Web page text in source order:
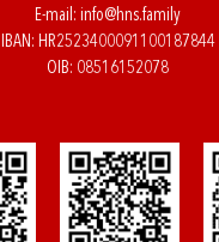
E-mail: info@hns.family
IBAN: HR2523400091100187844
OIB: 08516152078